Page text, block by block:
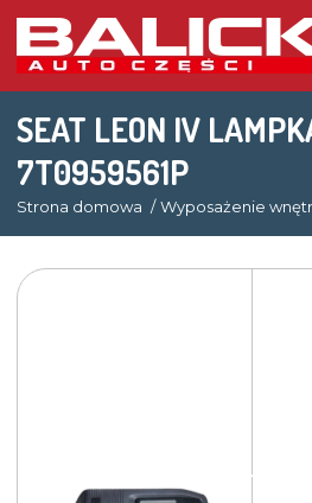
SEAT LEON IV
7T0959561P
Strona domowa Wyposażenie